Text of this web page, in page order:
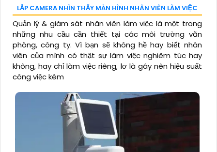
LẮP CAMERA NHÌN THẤY MÀN HÌNH NHÂN VIÊN LÀM VIỆC
Quản lý & giám sát nhân viên làm việc là một trong
những nhu cầu cần thiết tại các môi trường văn
phòng, công ty. Vì bạn sẽ không hề hay biết nhân
viên của mình có thật sự làm việc nghiêm túc hay
không, hay chỉ làm việc riêng, lơ là gây nên hiệu suất
công việc kém